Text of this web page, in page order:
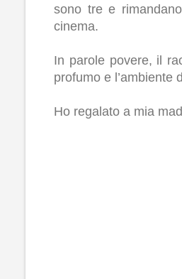
sono tre e
cinema.
In parole povere, il
profumo e l’ambiente
Ho regalato a mia